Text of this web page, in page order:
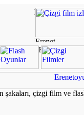
şakaları, çizgi film ve